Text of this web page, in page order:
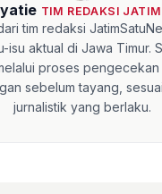
TIM REDAKSI
tim redaksi
isu aktual di Jawa Timur.
proses
sebelum tayang,
jurnalistik yang berlaku.